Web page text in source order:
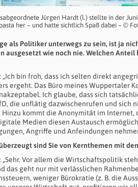
Jürgen Hardt (l.) stellte in der
her – und hatte sichtlich Spaß dabei – ©
als Politiker unterwegs zu sein, ist ja
ausgesetzt wie noch nie. Welchen
„Ich bin froh, dass ich selten direkt
ergeht. Das Büro meines Wuppertaler
Ich glaube, dass sich
die unflätig dazwischenrufen und sich
Hinzu kommt die Anonymität im
Medien diesen Austausch
Angriffe und Anfeindungen
sind Sie von Kernthemen mit
„Sehr. Vor allem die Wirtschaftspolitik
das geht nur mit verlässlichen
weniger Bürokratie (z. B. die